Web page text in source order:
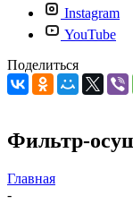
Instagram
YouTube
Поделиться
Фильтр-
Главная
-